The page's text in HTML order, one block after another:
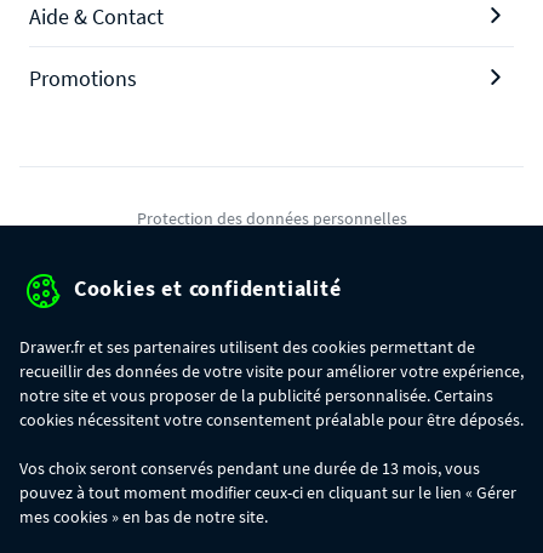
Aide & Contact
Promotions
Protection des données personnelles
Gérer mes cookies
commande :
- 30€ sur votre commande dès 300€ d'achat, avec le code BIKINI30
- 50€ sur votre commande dès 500€ d'achat, avec le code BIKINI50
Cookies et confidentialité
Drawer.fr et ses partenaires utilisent des cookies permettant de
recueillir des données de votre visite pour améliorer votre expérience,
notre site et vous proposer de la publicité personnalisée. Certains
cookies nécessitent votre consentement préalable pour être déposés.
Vos choix seront conservés pendant une durée de 13 mois, vous
pouvez à tout moment modifier ceux-ci en cliquant sur le lien « Gérer
mes cookies » en bas de notre site.